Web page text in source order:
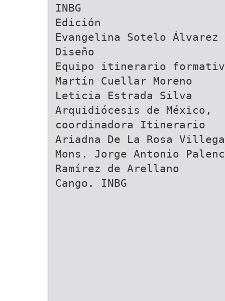
INBG
Edición
Evangelina Sotelo Álvarez
Diseño
Equipo itinerario
Martín Cuellar Moreno
Leticia Estrada Silva
Arquidiócesis de México,
coordinadora Itinerario
Ariadna De La Rosa
Mons. Jorge Antonio
Ramírez de Arellano
Cango. INBG